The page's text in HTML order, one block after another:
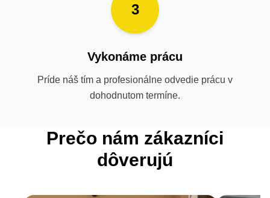
3
Vykonáme prácu
Príde náš tím a profesionálne odvedie prácu v
dohodnutom termíne.
Prečo nám zákazníci
dôverujú